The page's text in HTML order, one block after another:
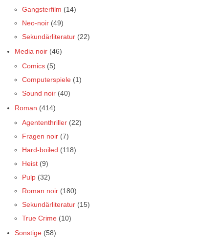
Gangsterfilm (14)
Neo-noir (49)
Sekundärliteratur (22)
Media noir (46)
Comics (5)
Computerspiele (1)
Sound noir (40)
Roman (414)
Agententhriller (22)
Fragen noir (7)
Hard-boiled (118)
Heist (9)
Pulp (32)
Roman noir (180)
Sekundärliteratur (15)
True Crime (10)
Sonstige (58)